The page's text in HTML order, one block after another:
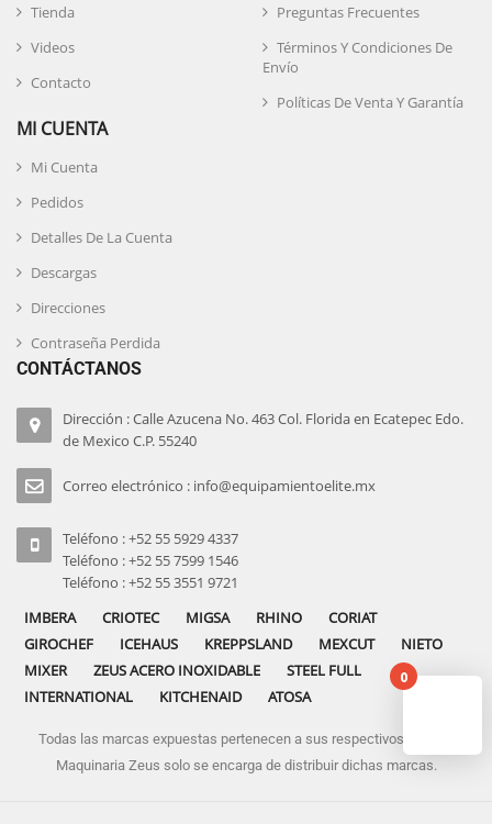
Tienda
Videos
Contacto
Preguntas Frecuentes
Términos Y Condiciones De
Envío
Políticas De Venta Y Garantía
MI CUENTA
Mi Cuenta
Pedidos
Detalles De La Cuenta
Descargas
Direcciones
Contraseña Perdida
CONTÁCTANOS
Dirección : Calle Azucena No. 463 Col. Florida en Ecatepec Edo.
de Mexico C.P. 55240
Correo electrónico : info@equipamientoelite.mx
Teléfono : +52 55 5929 4337
Teléfono : +52 55 7599 1546
Teléfono : +52 55 3551 9721
IMBERA
CRIOTEC MIGSA RHINO
CORIAT
GIROCHEF
ICEHAUS KREPPSLAND MEXCUT
NIETO
MIXER
ZEUS ACERO INOXIDABLE
STEEL FULL
INTERNATIONAL
KITCHENAID ATOSA
Todas las marcas expuestas pertenecen a sus respectivos dueños
Maquinaria Zeus solo se encarga de distribuir dichas marcas.
0